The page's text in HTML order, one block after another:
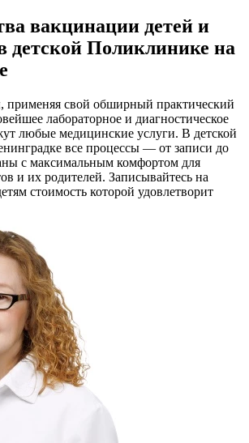
вакцинации детей и
детской Поликлинике на
применяя свой обширный практический
лабораторное и диагностическое
любые медицинские услуги. В детской
все процессы — от записи до
с максимальным комфортом для
и их родителей. Записывайтесь на
стоимость которой удовлетворит